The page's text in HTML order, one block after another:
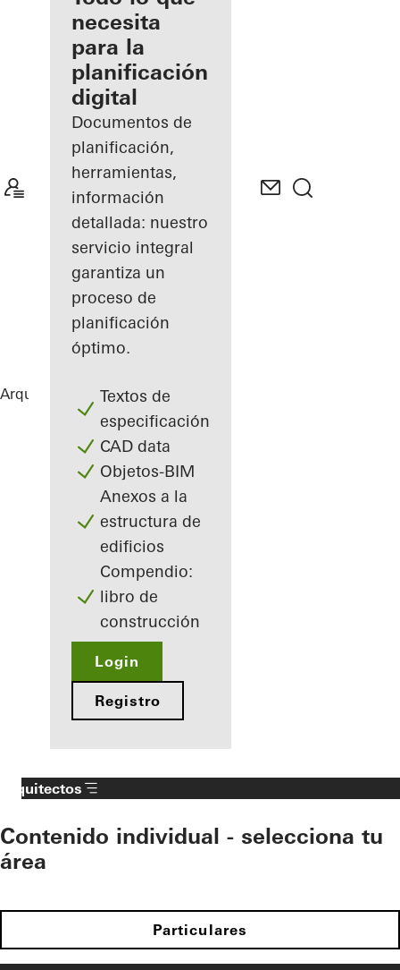
registrado
Descubre
mi área
de
trabajo
necesita
para la
planificación
digital
Documentos de
planificación,
herramientas,
información
detallada: nuestro
servicio integral
garantiza un
proceso de
planificación
óptimo.
Textos de
especificación
CAD data
Objetos-BIM
Anexos a la
estructura de
edificios
Compendio:
libro de
construcción
Login
Registro
Arquitectos ReferenciasThe Gem
Arquitectos
Contenido individual - selecciona tu
área
Particulares